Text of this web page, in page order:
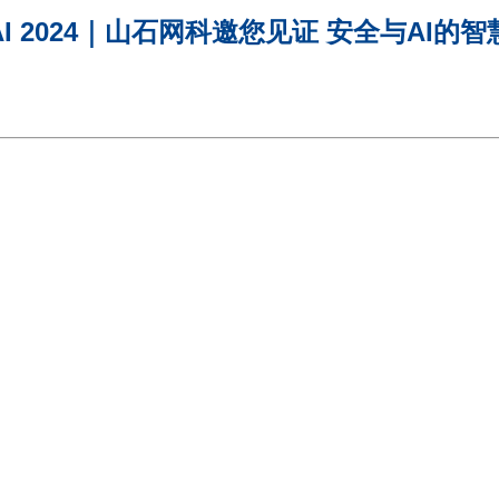
2024｜山石网科邀您见证 安全与AI的智